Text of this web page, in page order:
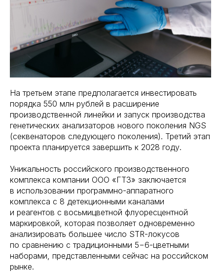
На третьем этапе предполагается инвестировать
порядка 550 млн рублей в расширение
производственной линейки и запуск производства
генетических анализаторов нового поколения NGS
(секвенаторов следующего поколения). Третий этап
проекта планируется завершить к 2028 году.
Уникальность российского производственного
комплекса компании ООО «ГТЗ» заключается
в использовании программно-аппаратного
комплекса с 8 детекционными каналами
и реагентов с восьмицветной флуоресцентной
маркировкой, которая позволяет одновременно
анализировать большее число STR-локусов
по сравнению с традиционными 5−6-цветными
наборами, представленными сейчас на российском
рынке.